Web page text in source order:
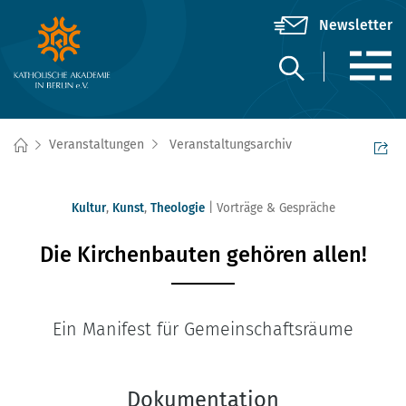
Veranstaltungen Veranstaltungsarchiv
Kultur, Kunst, Theologie Vorträge & Gespräche
Die Kirchenbauten gehören allen!
Ein Manifest für Gemeinschaftsräume
Dokumentation